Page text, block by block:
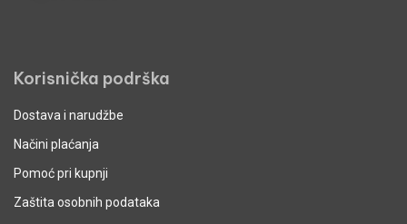
Korisnička podrška
Dostava i narudžbe
Načini plaćanja
Pomoć pri kupnji
Zaštita osobnih podataka